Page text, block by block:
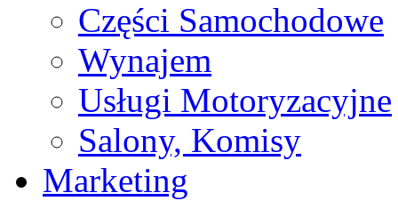
Części Samochodowe
Wynajem
Usługi Motoryzacyjne
Salony, Komisy
Marketing